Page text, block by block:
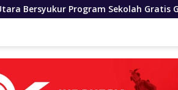
Gratis Gubernur Bobby Nasution